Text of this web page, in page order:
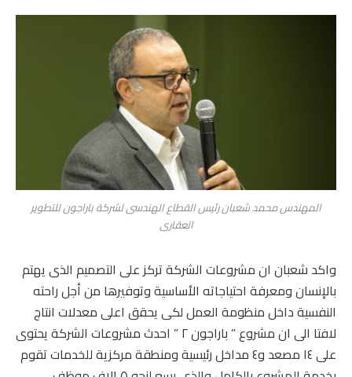
المهندس محمد شعبان رئيس القطاع الهندسى لشركة باراجون للتطوير
العقارى
واكد شعبان ان مشروعات الشركة تركز على التصميم الذى يهتم
بالإنسان ومعرفة احتياجاته الأساسية وتوفيرها من أجل راحته
النفسية داخل منظومة العمل لكى يحقق اعلى معدلات انتاج
لافتا الى ان مشروع ” باراجون ٢ ” احدث مشروعات الشركة يحتوى
على ١٤ مصعد و٤ مداخل رئيسية ومنطقة مركزية للخدمات تقوم